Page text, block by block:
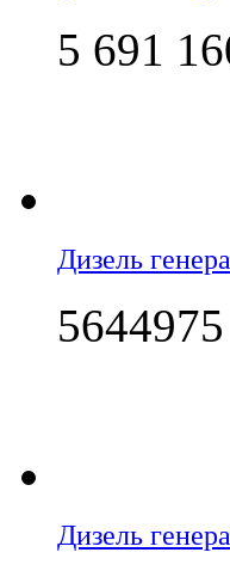
5 691
Дизель
5644975
Дизель